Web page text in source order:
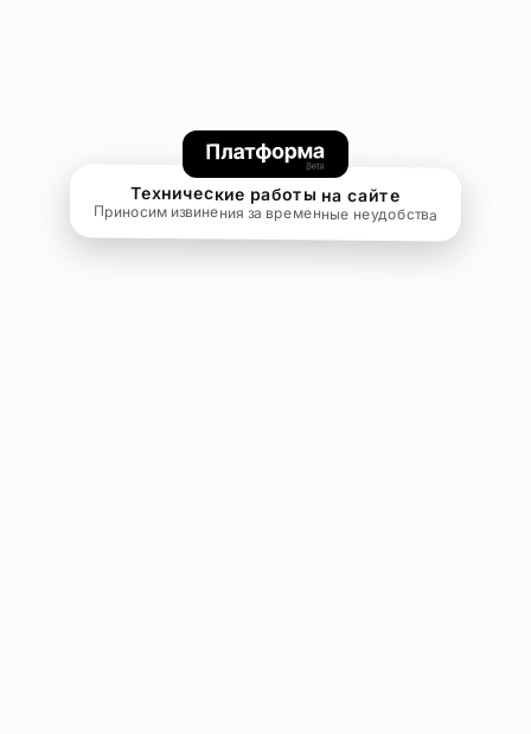
Технические работы на сайте
Приносим извинения за временные неудобства